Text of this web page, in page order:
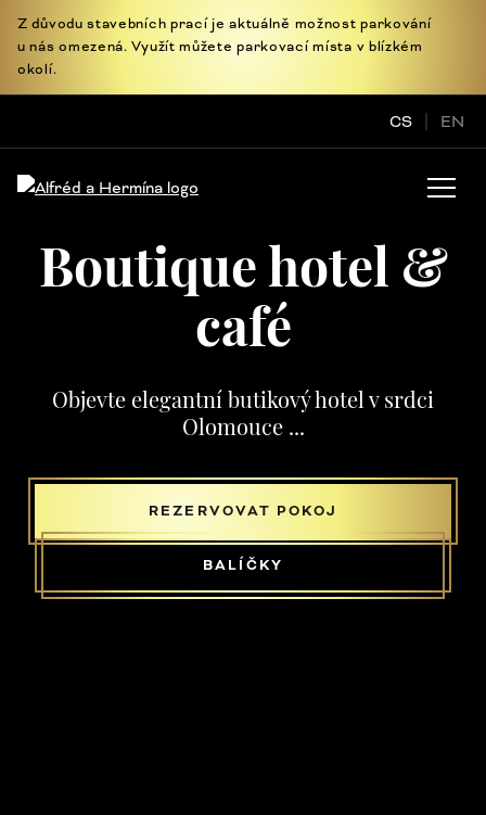
Z důvodu stavebních prací je aktuálně možnost parkování
u nás omezená. Využít můžete parkovací místa v blízkém
okolí.
CS EN
Boutique hotel &
café
Objevte elegantní butikový hotel v srdci
Olomouce ...
REZERVOVAT POKOJ
BALÍČKY